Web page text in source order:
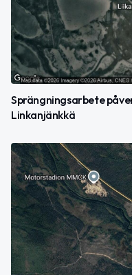
Sprängningsarbete
Linkanjänkkä